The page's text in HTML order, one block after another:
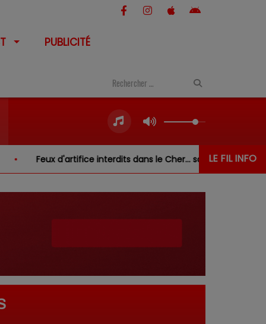
PUBLICITÉ
LE FIL INFO
interdits dans le Cher… sauf au-dessus de l'eau